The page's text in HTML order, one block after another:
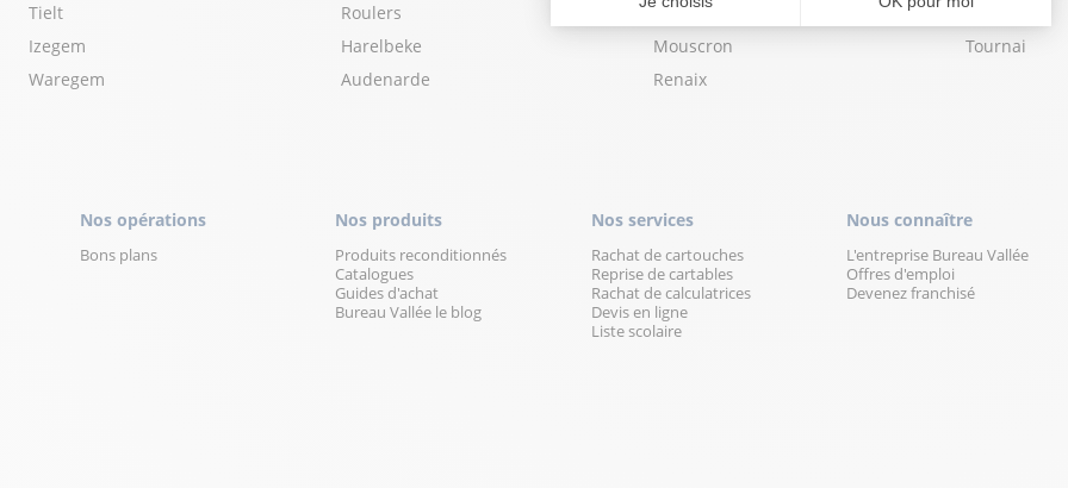
Tielt
Izegem
Waregem
Roulers
Harelbeke
Audenarde
Menin
Mouscron
Renaix
Ypres
Tournai
Nos opérations
Bons plans
Nos produits
Produits reconditionnés
Catalogues
Guides d'achat
Bureau Vallée le blog
Nos services
Rachat de cartouches
Reprise de cartables
Rachat de calculatrices
Devis en ligne
Liste scolaire
Nous connaître
L'entreprise Bureau Vallée
Offres d'emploi
Devenez franchisé